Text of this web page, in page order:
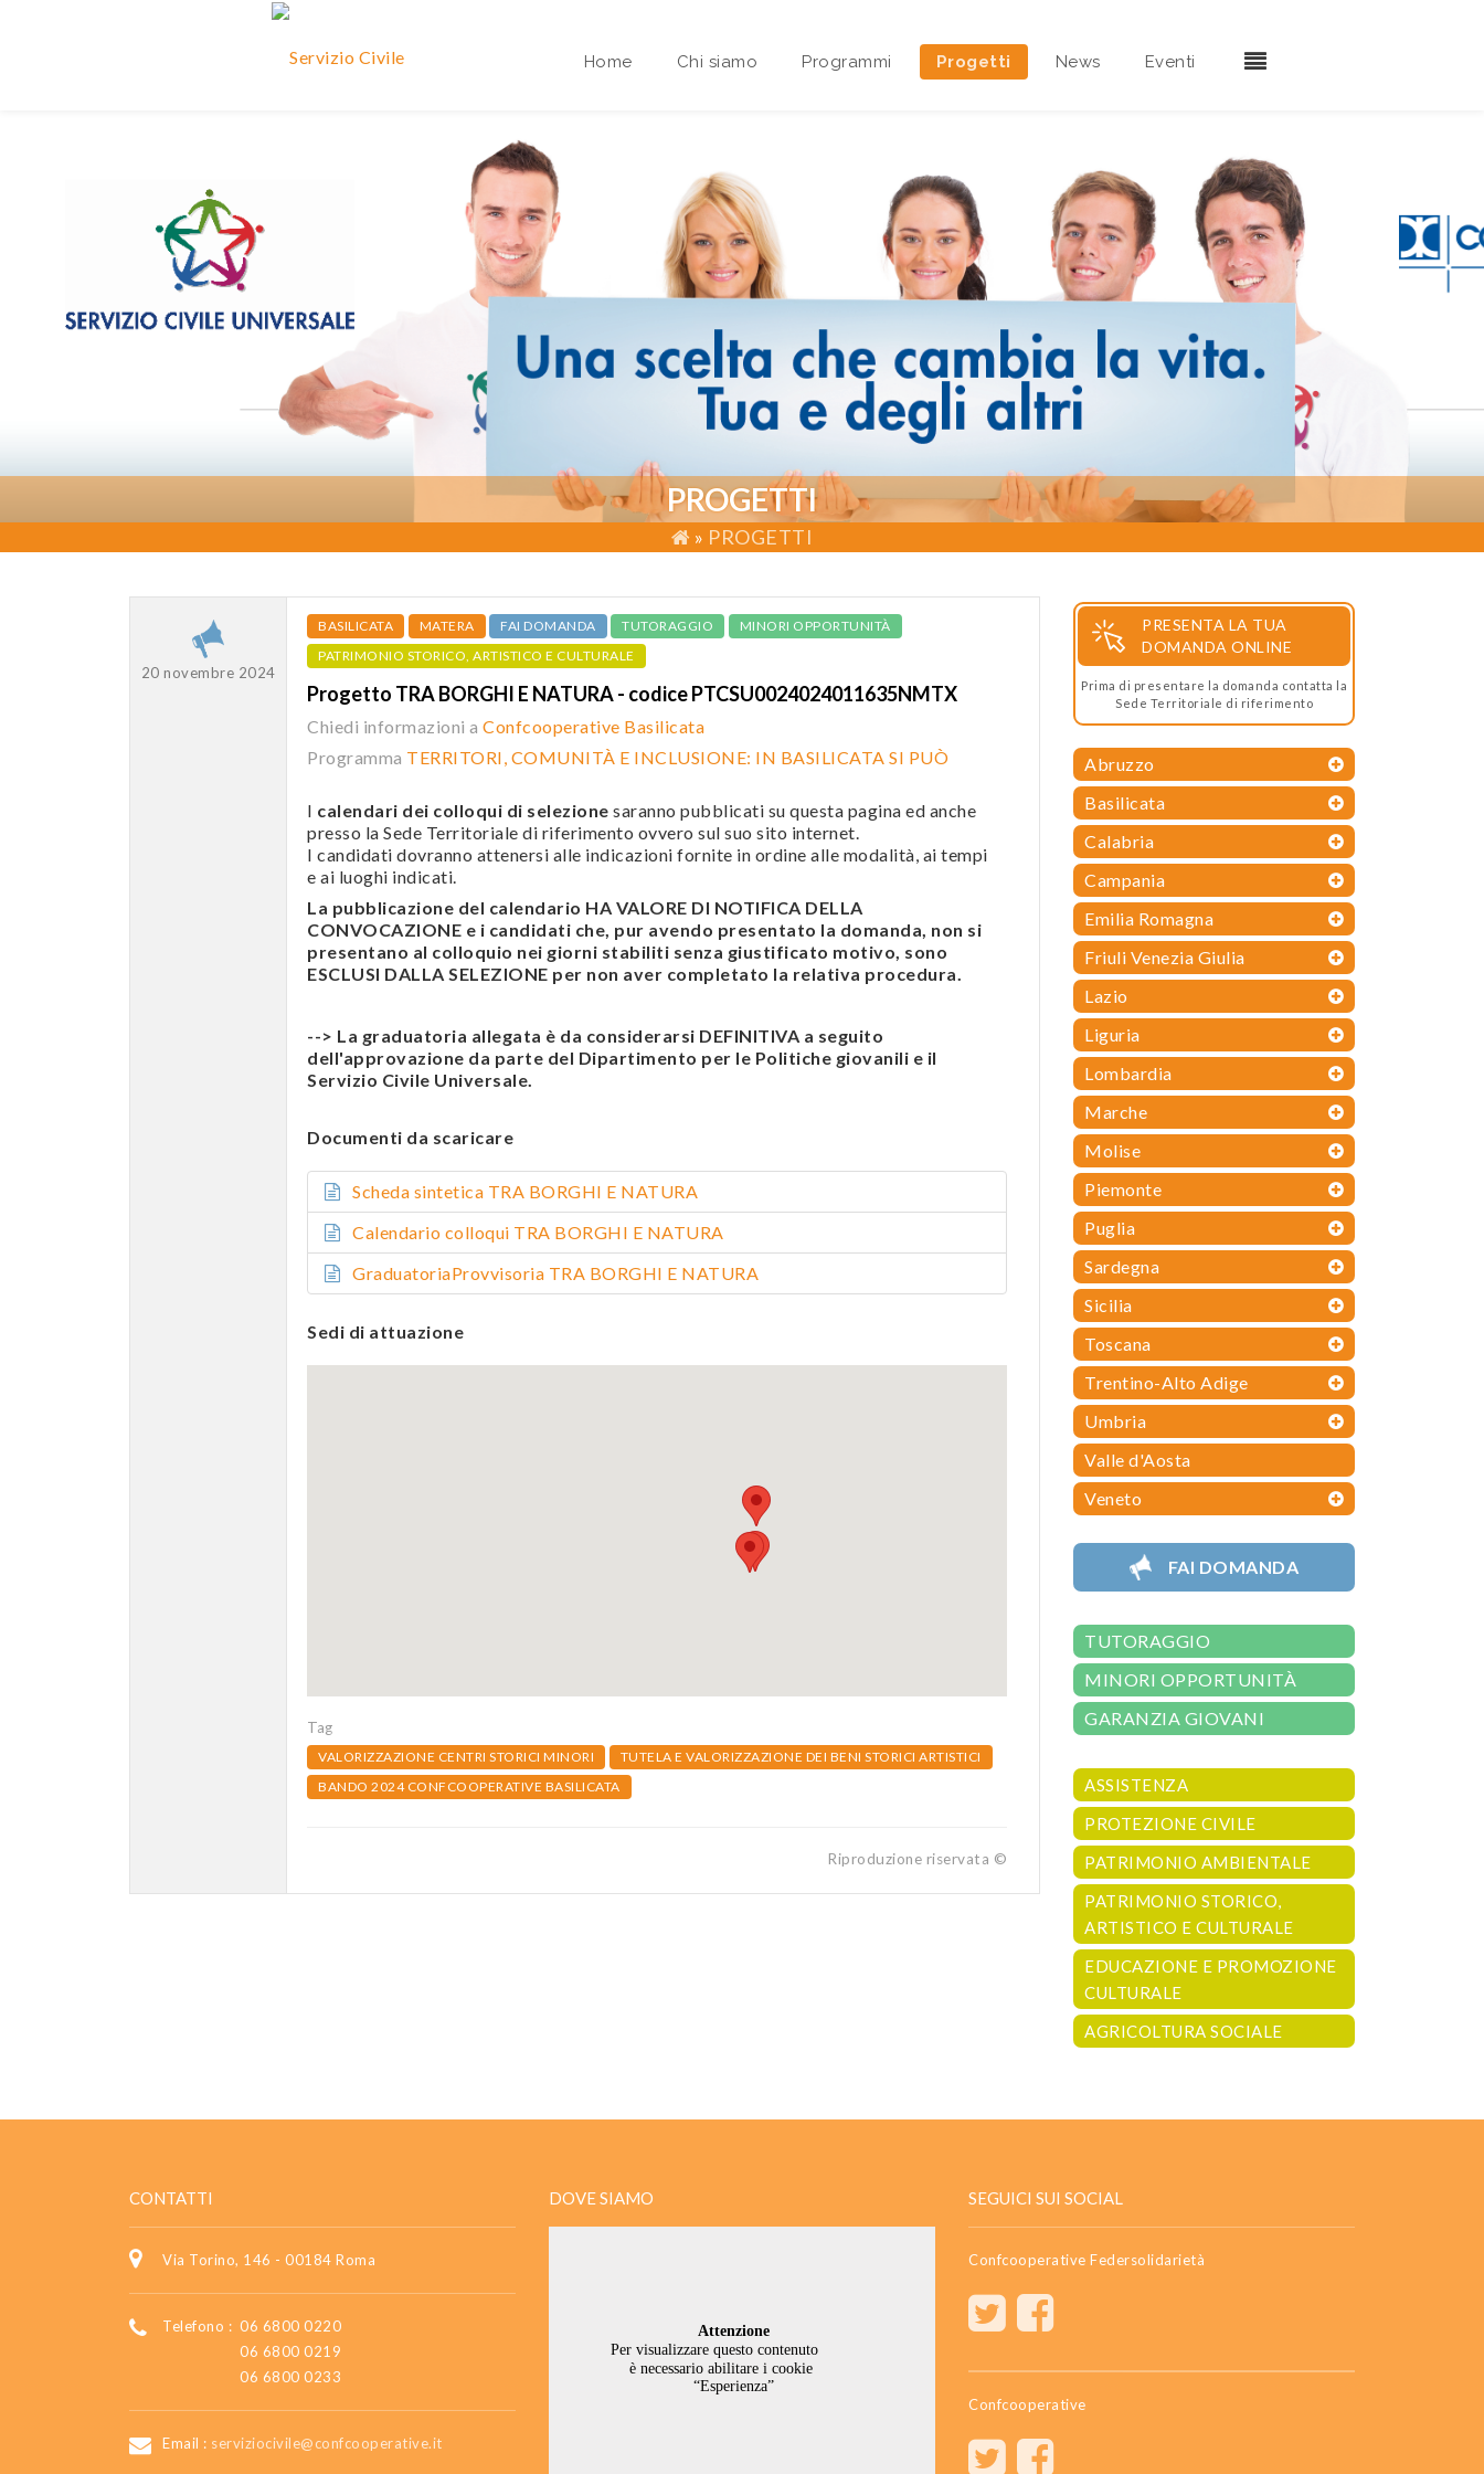
Home Chi siamo
Area riservata Sedi Territoriali
Programmi Progetti News Eventi
PROGETTI
» PROGETTI
20 novembre 2024
BASILICATA MATERA FAI DOMANDA TUTORAGGIO
MINORI OPPORTUNITÀ
PATRIMONIO STORICO, ARTISTICO E CULTURALE
Progetto TRA BORGHI E NATURA - codice PTCSU0024024011635NMTX
Chiedi informazioni a Confcooperative Basilicata
Programma TERRITORI, COMUNITÀ E INCLUSIONE: IN BASILICATA SI PUÒ
I calendari dei colloqui di selezione saranno pubblicati su questa pagina ed anche
presso la Sede Territoriale di riferimento ovvero sul suo sito internet.
I candidati dovranno attenersi alle indicazioni fornite in ordine alle modalità, ai tempi
e ai luoghi indicati.
La pubblicazione del calendario HA VALORE DI NOTIFICA DELLA
CONVOCAZIONE e i candidati che, pur avendo presentato la domanda, non si
presentano al colloquio nei giorni stabiliti senza giustificato motivo, sono
ESCLUSI DALLA SELEZIONE per non aver completato la relativa procedura.
--> La graduatoria allegata è da considerarsi DEFINITIVA a seguito
dell'approvazione da parte del Dipartimento per le Politiche giovanili e il
Servizio Civile Universale.
Documenti da scaricare
Scheda sintetica TRA BORGHI E NATURA
Calendario colloqui TRA BORGHI E NATURA
GraduatoriaProvvisoria TRA BORGHI E NATURA
Sedi di attuazione
Tag
VALORIZZAZIONE CENTRI STORICI MINORI
TUTELA E VALORIZZAZIONE DEI BENI STORICI ARTISTICI
BANDO 2024 CONFCOOPERATIVE BASILICATA
Riproduzione riservata ©
PRESENTA LA TUA
DOMANDA ONLINE
Prima di presentare la domanda contatta la
Sede Territoriale di riferimento
Abruzzo
Basilicata
Calabria
Campania
Emilia Romagna
Friuli Venezia Giulia
Lazio
Liguria
Lombardia
Marche
Molise
Piemonte
Puglia
Sardegna
Sicilia
Toscana
Trentino-Alto Adige
Umbria
Valle d'Aosta
Veneto
FAI DOMANDA
TUTORAGGIO
MINORI OPPORTUNITÀ
GARANZIA GIOVANI
ASSISTENZA
PROTEZIONE CIVILE
PATRIMONIO AMBIENTALE
PATRIMONIO STORICO,
ARTISTICO E CULTURALE
EDUCAZIONE E PROMOZIONE
CULTURALE
AGRICOLTURA SOCIALE
CONTATTI
Via Torino, 146 - 00184 Roma
Telefono : 06 6800 0220
06 6800 0219
06 6800 0233
Email : serviziocivile@confcooperative.it
DOVE SIAMO SEGUICI SUI SOCIAL
Confcooperative Federsolidarietà
Confcooperative